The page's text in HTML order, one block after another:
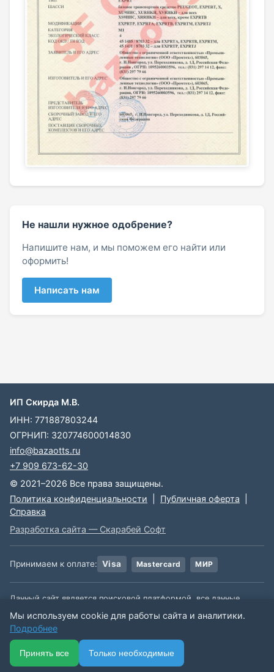
Не нашли нужное одобрение?
Напишите нам, и мы поможем его найти или
оформить!
Написать нам
ИП Скирда М.В.
ИНН: 771887803244
ОГРНИП: 320774600014830
info@bazaotts.ru
+7 909 673-62-30
© 2021–2026 Все права защищены.
Политика конфиденциальности
Публичная оферта
Справка
Разработка сайта — Скарабей Софт
Принимаем к оплате: Visa Mastercard МИР
Данный сайт является поисковой платформой, все данные,
несем ответственности за содержимое данной информации.
🏠
Главная
📋
Каталог
📅
Подписки
Мы используем cookie для работы сайта и аналитики.
Подробнее
Принять все Только необходимые